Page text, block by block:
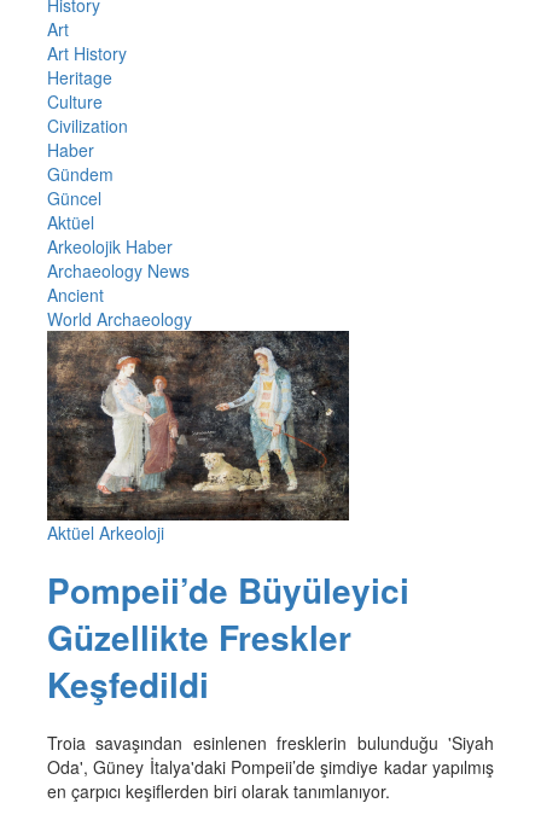
Art
Art History
Heritage
Culture
Civilization
Haber
Gündem
Güncel
Aktüel
Arkeolojik Haber
Archaeology News
Ancient
World Archaeology
Aktüel Arkeoloji
Pompeii’de Büyüleyici
Güzellikte Freskler
Keşfedildi
Troia savaşından esinlenen fresklerin bulunduğu 'Siyah
Oda', Güney İtalya'daki Pompeii’de şimdiye kadar yapılmış
en çarpıcı keşiflerden biri olarak tanımlanıyor.